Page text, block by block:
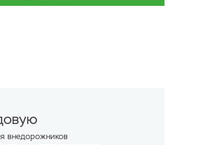
в светлых древесных тонах.
сифоном и хромированным
стекло 1950х1100х80 мм, душевая
внедорожников